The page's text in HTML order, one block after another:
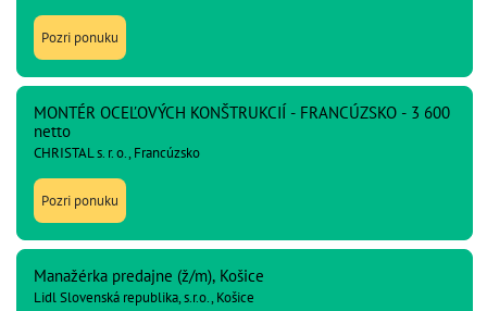
Pozri ponuku
MONTÉR OCEĽOVÝCH KONŠTRUKCIÍ - FRANCÚZSKO - 3 600
netto
CHRISTAL s. r. o., Francúzsko
Pozri ponuku
Manažérka predajne (ž/m), Košice
Lidl Slovenská republika, s.r.o., Košice